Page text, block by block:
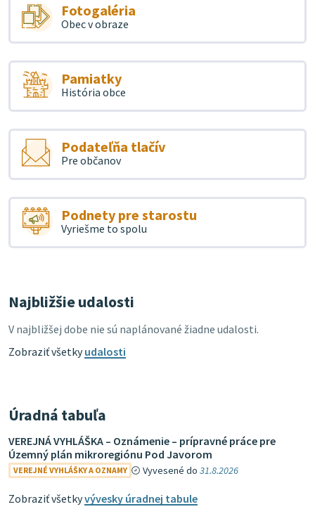
Fotogaléria
Obec v obraze
Pamiatky
História obce
Podateľňa tlačív
Pre občanov
Podnety pre starostu
Vyriešme to spolu
Najbližšie udalosti
V najbližšej dobe nie sú naplánované žiadne udalosti.
Zobraziť všetkyudalosti
Úradná tabuľa
VEREJNÁ VYHLÁŠKA – Oznámenie – prípravné práce pre
Územný plán mikroregiónu Pod Javorom
VEREJNÉ VYHLÁŠKY A OZNAMY Vyvesené do31.8.2026
Zobraziť všetkyvývesky úradnej tabule